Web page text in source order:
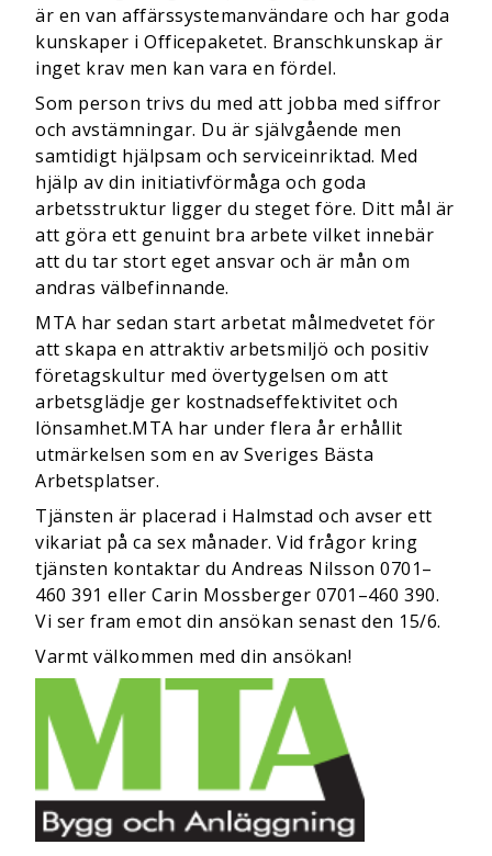
är en van affärssystemanvändare och har goda
kunskaper i Officepaketet. Branschkunskap är
inget krav men kan vara en fördel.
Som person trivs du med att jobba med siffror
och avstämningar. Du är självgående men
samtidigt hjälpsam och serviceinriktad. Med
hjälp av din initiativförmåga och goda
arbetsstruktur ligger du steget före. Ditt mål är
att göra ett genuint bra arbete vilket innebär
att du tar stort eget ansvar och är mån om
andras välbefinnande.
MTA har sedan start arbetat målmedvetet för
att skapa en attraktiv arbetsmiljö och positiv
företagskultur med övertygelsen om att
arbetsglädje ger kostnadseffektivitet och
lönsamhet.MTA har under flera år erhållit
utmärkelsen som en av Sveriges Bästa
Arbetsplatser.
Tjänsten är placerad i Halmstad och avser ett
vikariat på ca sex månader. Vid frågor kring
tjänsten kontaktar du Andreas Nilsson 0701–
460 391 eller Carin Mossberger 0701–460 390.
Vi ser fram emot din ansökan senast den 15/6.
Varmt välkommen med din ansökan!